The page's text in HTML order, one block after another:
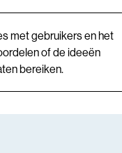
met gebruikers en het
of de ideeën
bereiken.